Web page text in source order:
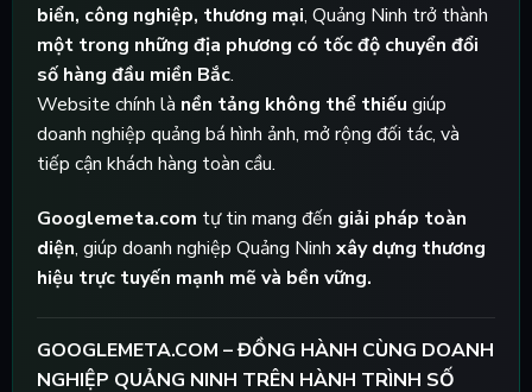
biển, công nghiệp, thương mại, Quảng Ninh trở thành
một trong những địa phương có tốc độ chuyển đổi
số hàng đầu miền Bắc.
Website chính là nền tảng không thể thiếu giúp
doanh nghiệp quảng bá hình ảnh, mở rộng đối tác, và
tiếp cận khách hàng toàn cầu.
Googlemeta.com tự tin mang đến giải pháp toàn
diện, giúp doanh nghiệp Quảng Ninh xây dựng thương
hiệu trực tuyến mạnh mẽ và bền vững.
GOOGLEMETA.COM – ĐỒNG HÀNH CÙNG DOANH
NGHIỆP QUẢNG NINH TRÊN HÀNH TRÌNH SỐ